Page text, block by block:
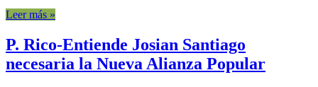
Leer más »
P. Rico-Entiende Josian Santiago
necesaria la Nueva Alianza Popular